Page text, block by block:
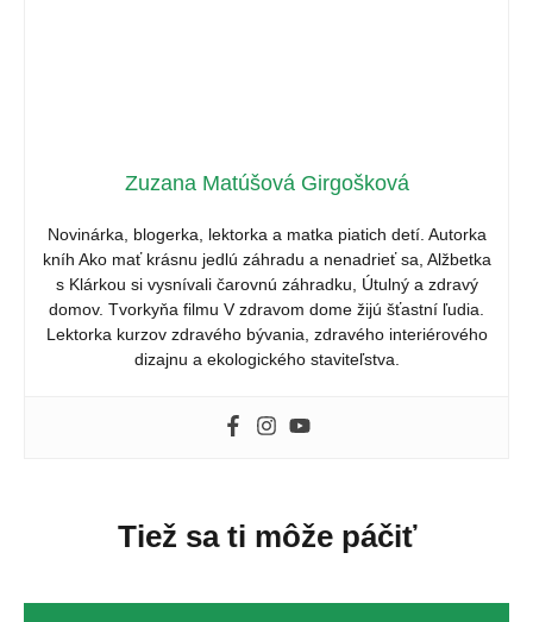
Zuzana Matúšová Girgošková
Novinárka, blogerka, lektorka a matka piatich detí. Autorka
kníh Ako mať krásnu jedlú záhradu a nenadrieť sa, Alžbetka
s Klárkou si vysnívali čarovnú záhradku, Útulný a zdravý
domov. Tvorkyňa filmu V zdravom dome žijú šťastní ľudia.
Lektorka kurzov zdravého bývania, zdravého interiérového
dizajnu a ekologického staviteľstva.
Tiež sa ti môže páčiť